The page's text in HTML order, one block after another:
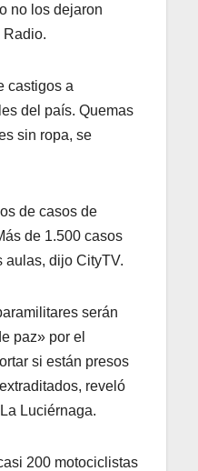
no los dejaron
Radio.
castigos a
del país. Quemas
sin ropa, se
de casos de
de 1.500 casos
aulas, dijo CityTV.
serán
paz» por el
si están presos
reveló
Luciérnaga.
200 motociclistas